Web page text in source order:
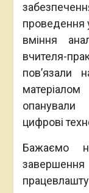
проведення
вміння
вчителя-
пов’язали
опанували
цифрові
Бажаємо